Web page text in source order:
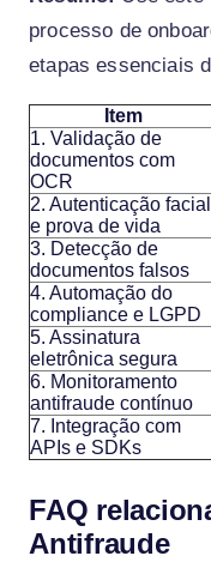
processo de
etapas essenciais
Item
1. Validação de
documentos com
OCR
2. Autenticação facial
e prova de vida
3. Detecção de
documentos falsos
4. Automação do
compliance e LGPD
5. Assinatura
eletrônica segura
6. Monitoramento
antifraude contínuo
7. Integração com
APIs e SDKs
FAQ
Antifraude